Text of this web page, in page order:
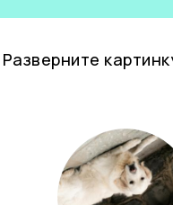
Разверните